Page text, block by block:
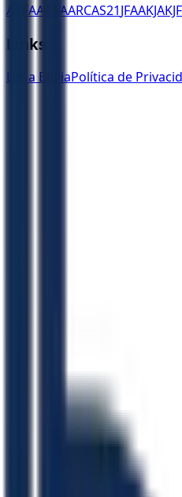
ACFAA ARAARCAS21JFAAKJAKJF
Links
Ler a BíbliaPolítica de